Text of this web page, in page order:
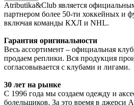
Atributika&Club является
партнером более 50-ти хоккейных и
включая команды КХЛ и NHL.
Гарантия оригинальности
Весь ассортимент – официальная
продаем реплики. Вся продукция
согласовывается с клубами и лигами.
30 лет на рынке
С 1996 года мы создаем одежду и
болельщиков. За это время в джерси